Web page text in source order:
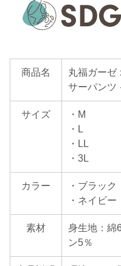
商品名
丸福ガーゼ
サーパンツ
サイズ
・M
・L
・LL
・3L
カラー
・ブラック
・ネイビー
素材
身生地：綿
ン5％